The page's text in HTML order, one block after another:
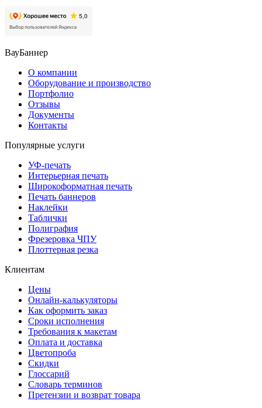
ВауБаннер
О компании
Оборудование и производство
Портфолио
Отзывы
Документы
Контакты
Популярные услуги
УФ-печать
Интерьерная печать
Широкоформатная печать
Печать баннеров
Наклейки
Таблички
Полиграфия
Фрезеровка ЧПУ
Плоттерная резка
Клиентам
Цены
Онлайн-калькуляторы
Как оформить заказ
Сроки исполнения
Требования к макетам
Оплата и доставка
Цветопроба
Скидки
Глоссарий
Словарь терминов
Претензии и возврат товара